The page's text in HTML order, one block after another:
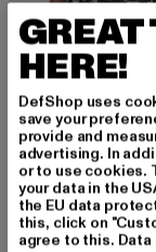
GREAT
HERE!
DefShop uses
save your
provide and
advertising. In
or to use cookies.
your data in the
the EU data
this, click on
agree to this.